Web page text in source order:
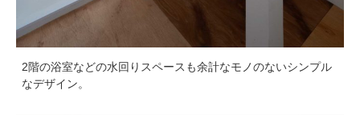
2階の浴室などの水回りスペースも余計なモノのないシンプル
なデザイン。